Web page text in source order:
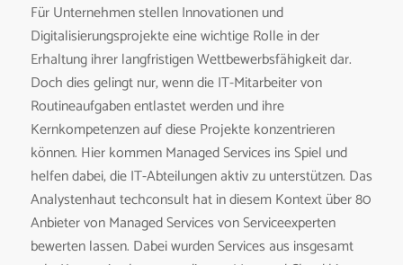
Für Unternehmen stellen Innovationen und
Digitalisierungsprojekte eine wichtige Rolle in der
Erhaltung ihrer langfristigen Wettbewerbsfähigkeit dar.
Doch dies gelingt nur, wenn die IT-Mitarbeiter von
Routineaufgaben entlastet werden und ihre
Kernkompetenzen auf diese Projekte konzentrieren
können. Hier kommen Managed Services ins Spiel und
helfen dabei, die IT-Abteilungen aktiv zu unterstützen. Das
Analystenhaut techconsult hat in diesem Kontext über 80
Anbieter von Managed Services von Serviceexperten
bewerten lassen. Dabei wurden Services aus insgesamt